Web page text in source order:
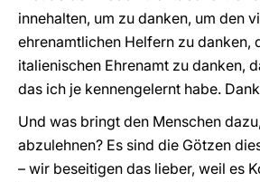
innehalten, um zu danken, um den
ehrenamtlichen Helfern zu danken,
italienischen Ehrenamt zu danken,
das ich je kennengelernt habe.
Und was bringt den Menschen
abzulehnen? Es sind die Götzen
– wir beseitigen das lieber, weil es